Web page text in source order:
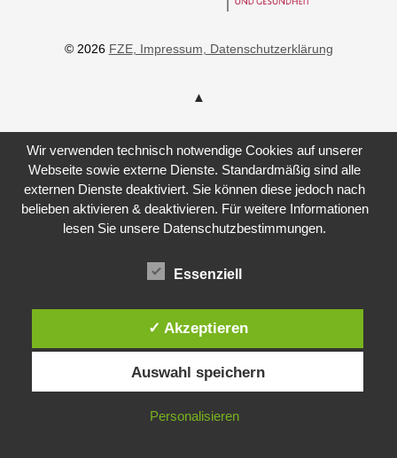
© 2026 FZE, Impressum , Datenschutzerklärung
Wir verwenden technisch notwendige Cookies auf unserer
Webseite sowie externe Dienste. Standardmäßig sind alle
externen Dienste deaktiviert. Sie können diese jedoch nach
belieben aktivieren & deaktivieren. Für weitere Informationen
lesen Sie unsere Datenschutzbestimmungen.
Essenziell
✓ Akzeptieren
Auswahl speichern
Personalisieren